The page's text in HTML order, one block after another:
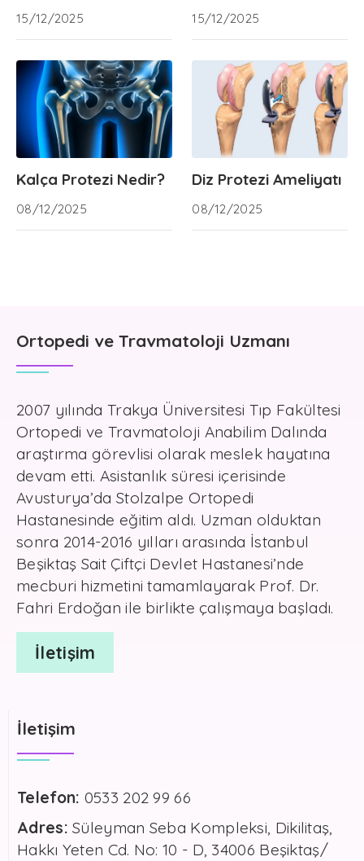
15/12/2025 15/12/2025
Kalça Protezi Nedir?
08/12/2025
Diz Protezi Ameliyatı
08/12/2025
Ortopedi ve Travmatoloji Uzmanı
2007 yılında Trakya Üniversitesi Tıp Fakültesi
Ortopedi ve Travmatoloji Anabilim Dalında
araştırma görevlisi olarak meslek hayatına
devam etti. Asistanlık süresi içerisinde
Avusturya’da Stolzalpe Ortopedi
Hastanesinde eğitim aldı. Uzman olduktan
sonra 2014-2016 yılları arasında İstanbul
Beşiktaş Sait Çiftçi Devlet Hastanesi’nde
mecburi hizmetini tamamlayarak Prof. Dr.
Fahri Erdoğan ile birlikte çalışmaya başladı.
İletişim
İletişim
Telefon: 0533 202 99 66
Adres: Süleyman Seba Kompleksi, Dikilitaş,
Hakkı Yeten Cd. No: 10 - D, 34006 Beşiktaş/